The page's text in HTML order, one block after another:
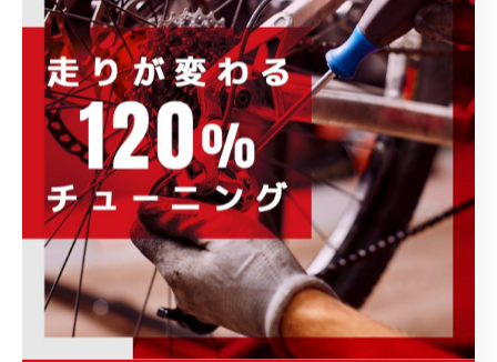
全てのカテゴリー
ロードバイク
メンテナンス
フィッティング
オーバーホール
トレーニング
ブログ
その他のお知らせ
イベント情報